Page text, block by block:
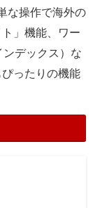
な操作で海外の
」機能、ワー
デックス）な
ったりの機能